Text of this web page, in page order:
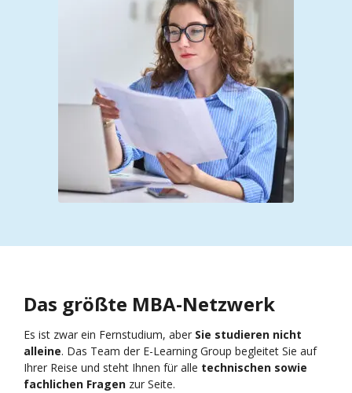
Das größte MBA-Netzwerk
Es ist zwar ein Fernstudium, aber Sie studieren nicht
alleine. Das Team der E-Learning Group begleitet Sie auf
Ihrer Reise und steht Ihnen für alle technischen sowie
fachlichen Fragen zur Seite.